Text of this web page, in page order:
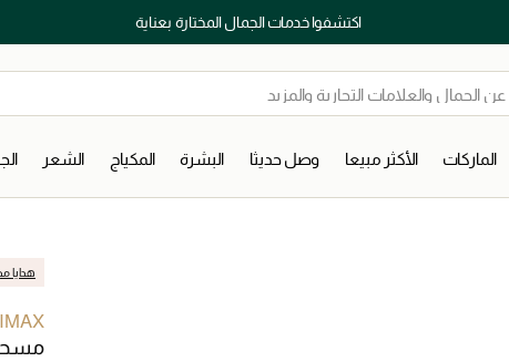
اكتشفوا خدمات الجمال المختارة بعناية
الماركات الأكثر مبيعا وصل حديثا البشرة المكياج الشعر
هدايا